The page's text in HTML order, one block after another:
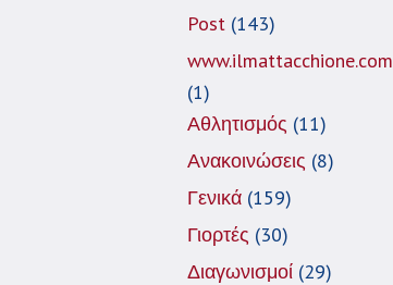
Post(143)
www.ilmattacchione.com
(1)
Αθλητισμός (11)
Ανακοινώσεις (8)
Γενικά(159)
Γιορτές (30)
Διαγωνισμοί(29)